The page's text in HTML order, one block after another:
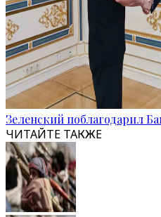
Зеленский поблагодарил
ЧИТАЙТЕ ТАКЖЕ